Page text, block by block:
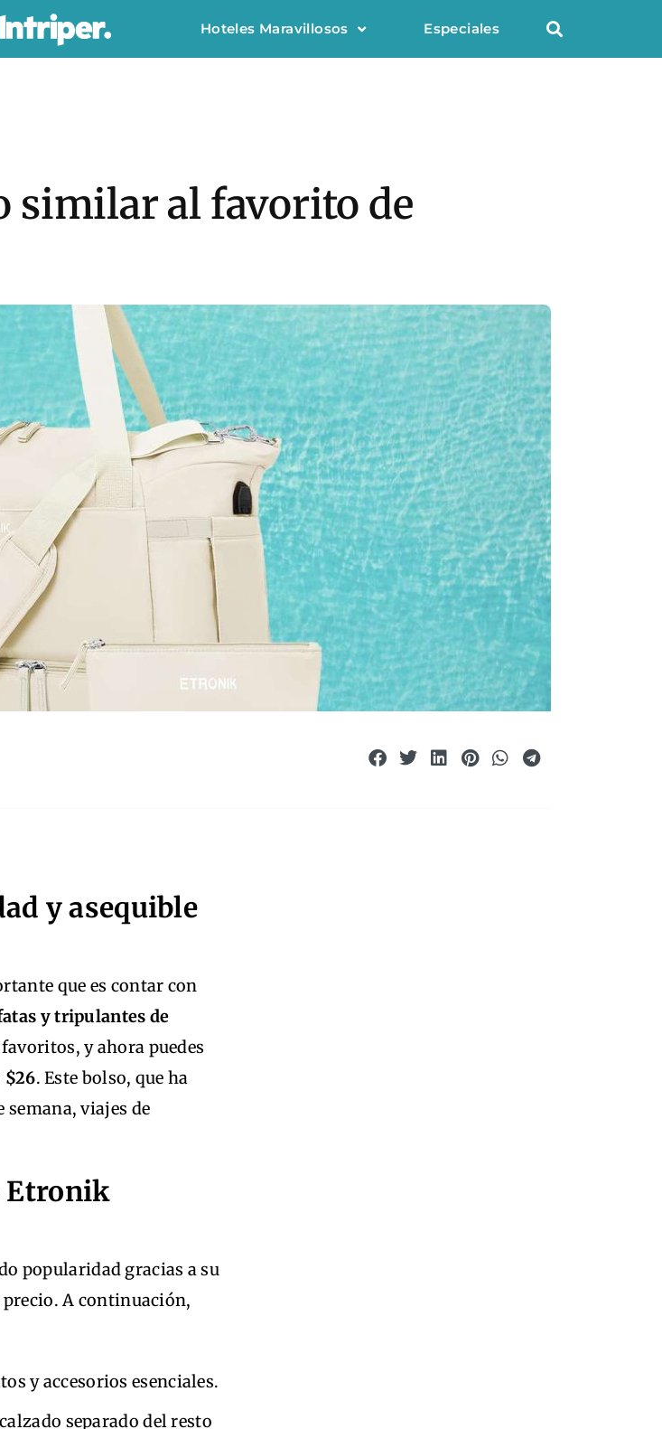
Hoteles Maravillosos Especiales
similar al favorito de
y asequible
que es contar con
y tripulantes de
y ahora puedes
$26. Este bolso, que ha
semana, viajes de
Etronik
popularidad gracias a su
A continuación,
y accesorios esenciales.
separado del resto